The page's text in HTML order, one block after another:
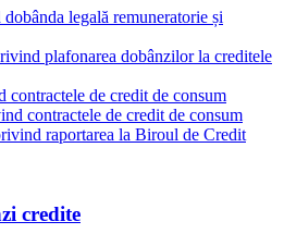
legală remuneratorie și
plafonarea dobânzilor la creditele
de credit de consum
contractele de credit de consum
raportarea la Biroul de Credit
credite